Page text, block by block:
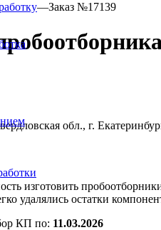
—Заказ №17139
обл., г.
изготовить
удалялись остатки
КП по: 11.03.2026